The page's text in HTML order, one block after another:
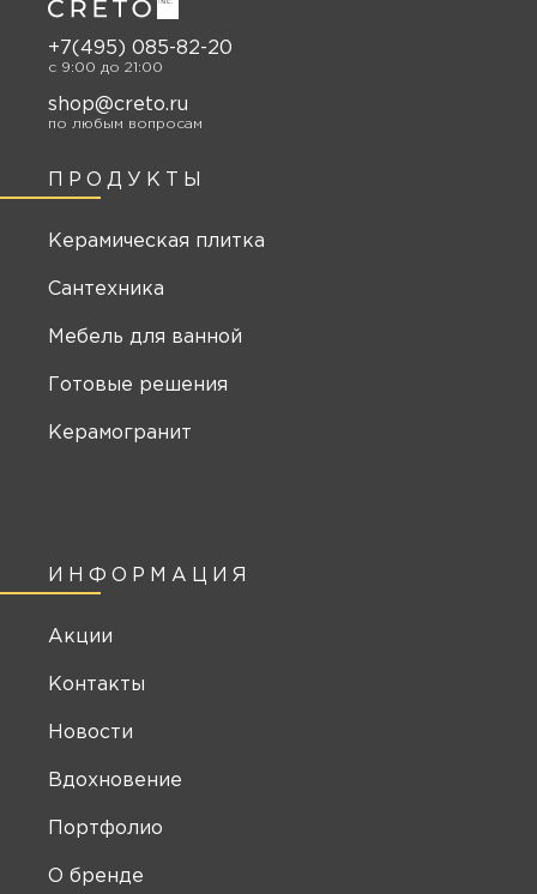
ИНФОРМАЦИЯ
Акции
Контакты
Новости
Вдохновение
Портфолио
О бренде
ПРОДУКТЫ
Керамическая плитка
Сантехника
Мебель для ванной
Готовые решения
Керамогранит
+7(495) 085-82-20
c 9:00 до 21:00
shop@creto.ru
по любым вопросам